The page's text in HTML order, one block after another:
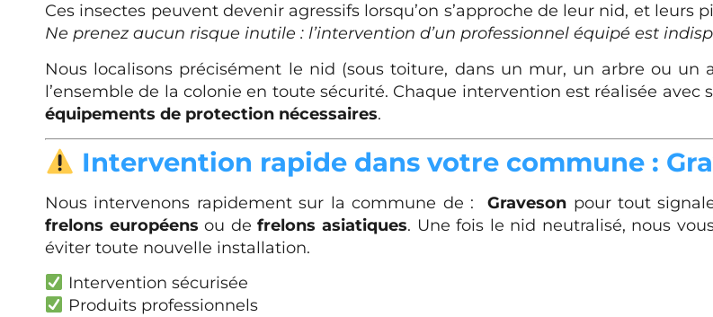
Ces insectes peuvent devenir agressifs lorsqu’on s’approche de leur nid, et leurs
Ne prenez aucun risque inutile : l’intervention d’un professionnel équipé est
Nous localisons précisément le nid (sous toiture, dans un mur, un arbre ou un
l’ensemble de la colonie en toute sécurité. Chaque intervention est réalisée
équipements de protection nécessaires.
Intervention rapide dans votre commune :
Nous intervenons rapidement sur la commune de :Graveson pour tout
frelons européens ou defrelons asiatiques. Une fois le nid neutralisé, nous
éviter toute nouvelle installation.
Intervention sécurisée
Produits professionnels